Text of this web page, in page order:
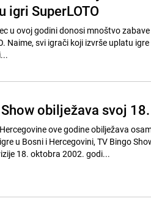
igri SuperLOTO
u ovoj godini donosi mnoštvo
Naime, svi igrači koji izvrše uplatu
obilježava svoj
ove godine obilježava
u Bosni i Hercegovini, TV Bingo
18. oktobra 2002. godi...